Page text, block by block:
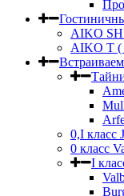
AIKO SH
AIKO Т (
0,I класс
0 класс
I